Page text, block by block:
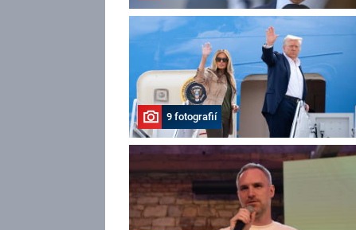
9 fotografií